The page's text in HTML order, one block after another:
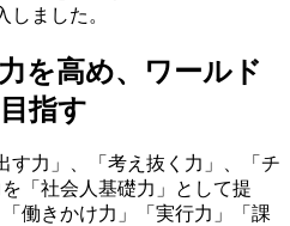
ました。
を高め、ワールド
指す
す力」、「考え抜く力」、「チ
「社会人基礎力」として提
働きかけ力」「実行力」「課